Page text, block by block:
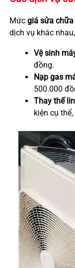
Mức giá sửa
dịch vụ khác
Vệ sinh
đồng.
Nạp gas
500.000
Thay thế
kiện cụ